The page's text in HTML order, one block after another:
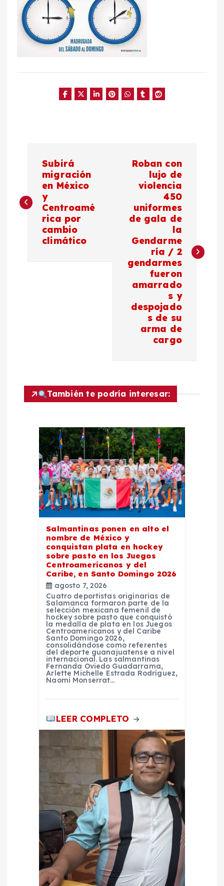
v
d
Subirá
migración
en México
y
Centroamé
rica por
cambio
climático
Roban con
lujo de
violencia
450
uniformes
de gala de
la
Gendarme
ría / 2
gendarmes
fueron
amarrado
s y
despojado
s de su
arma de
cargo
También te podría interesar:
Salmantinas ponen en alto el
nombre de México y
conquistan plata en hockey
sobre pasto en los Juegos
Centroamericanos y del
Caribe, en Santo Domingo 2026
agosto 7, 2026
Cuatro deportistas originarias de
Salamanca formaron parte de la
selección mexicana femenil de
hockey sobre pasto que conquistó
la medalla de plata en los Juegos
Centroamericanos y del Caribe
Santo Domingo 2026,
consolidándose como referentes
del deporte guanajuatense a nivel
internacional. Las salmantinas
Fernanda Oviedo Guadarrama,
Arlette Michelle Estrada Rodríguez,
Naomi Monserrat…
LEER COMPLETO